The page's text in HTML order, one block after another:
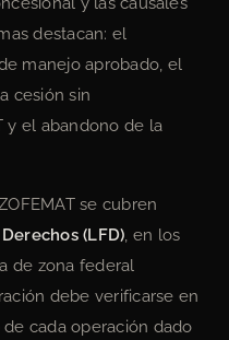
destacan: el
manejo aprobado, el
cesión sin
y el abandono de la
se cubren
(LFD), en los
de zona federal
debe verificarse en
cada operación dado